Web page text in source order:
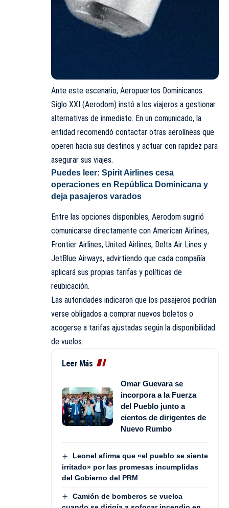
Ante este escenario, Aeropuertos Dominicanos
Siglo XXI (Aerodom) instó a los viajeros a gestionar
alternativas de inmediato. En un comunicado, la
entidad recomendó contactar otras aerolíneas que
operen hacia sus destinos y actuar con rapidez para
asegurar sus viajes.
Puedes leer: Spirit Airlines cesa
operaciones en República Dominicana y
deja pasajeros varados
Entre las opciones disponibles, Aerodom sugirió
comunicarse directamente con American Airlines,
Frontier Airlines, United Airlines, Delta Air Lines y
JetBlue Airways, advirtiendo que cada compañía
aplicará sus propias tarifas y políticas de
reubicación.
Las autoridades indicaron que los pasajeros podrían
verse obligados a comprar nuevos boletos o
acogerse a tarifas ajustadas según la disponibilidad
de vuelos.
Leer Más
Omar Guevara se
incorpora a la Fuerza
del Pueblo junto a
cientos de dirigentes de
Nuevo Rumbo
Leonel afirma que «el pueblo se siente
irritado» por las promesas incumplidas
del Gobierno del PRM
Camión de bomberos se vuelca